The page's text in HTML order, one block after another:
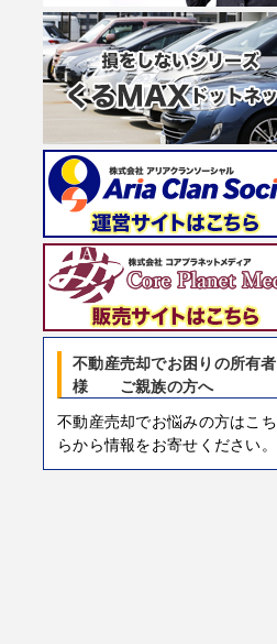
不動産売却でお困りの所有者
様 ご親族の方へ
不動産売却でお悩みの方はこち
らから情報をお寄せください。